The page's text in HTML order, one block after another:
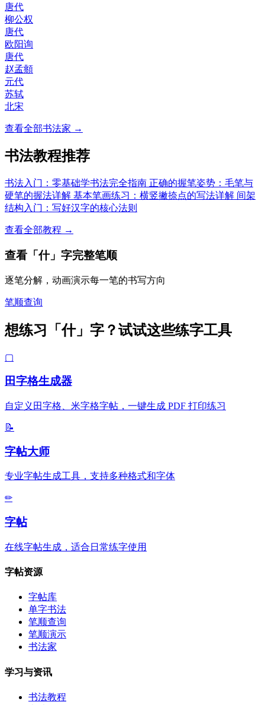
唐代
柳公权
唐代
欧阳询
唐代
赵孟頫
元代
苏轼
北宋
查看全部书法家 →
书法教程推荐
书法入门：零基础学书法完全指南 正确的握笔姿势：毛笔与
硬笔的握法详解 基本笔画练习：横竖撇捺点的写法详解 间架
结构入门：写好汉字的核心法则
查看全部教程 →
查看「什」字完整笔顺
逐笔分解，动画演示每一笔的书写方向
笔顺查询
想练习「什」字？试试这些练字工具
▢
田字格生成器
自定义田字格、米字格字帖，一键生成 PDF 打印练习
📝
字帖大师
专业字帖生成工具，支持多种格式和字体
✏
字帖
在线字帖生成，适合日常练字使用
字帖资源
字帖库
单字书法
笔顺查询
笔顺演示
书法家
学习与资讯
书法教程